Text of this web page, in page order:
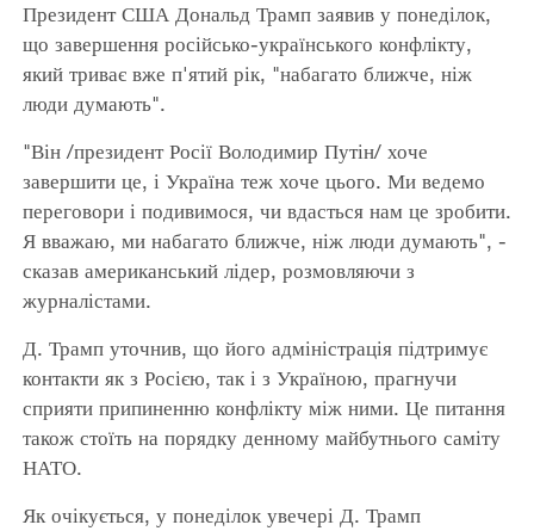
Президент США Дональд Трамп заявив у понеділок,
що завершення російсько-українського конфлікту,
який триває вже п'ятий рік, "набагато ближче, ніж
люди думають".
"Він /президент Росії Володимир Путін/ хоче
завершити це, і Україна теж хоче цього. Ми ведемо
переговори і подивимося, чи вдасться нам це зробити.
Я вважаю, ми набагато ближче, ніж люди думають", -
сказав американський лідер, розмовляючи з
журналістами.
Д. Трамп уточнив, що його адміністрація підтримує
контакти як з Росією, так і з Україною, прагнучи
сприяти припиненню конфлікту між ними. Це питання
також стоїть на порядку денному майбутнього саміту
НАТО.
Як очікується, у понеділок увечері Д. Трамп